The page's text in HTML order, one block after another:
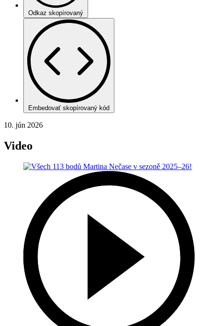
Odkaz skopírovaný
Embedovať skopírovaný kód
10. jún 2026
Video